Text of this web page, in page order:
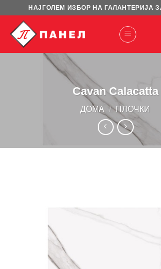
content
НАЈГОЛЕМ ИЗБОР НА ГАЛАНТЕРИЈА
Cavan Calacatta
ДОМА / ПЛОЧКИ